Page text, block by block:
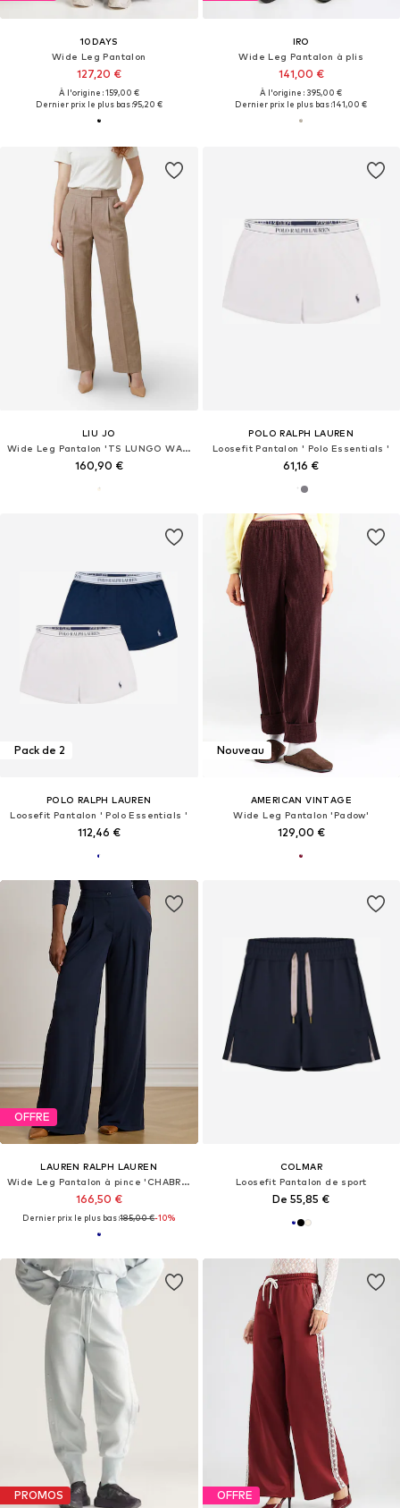
10DAYS
Wide Leg Pantalon
127,20 €
À l'origine : 159,00 €
Dernier prix le plus bas :95,20 €
IRO
Wide Leg Pantalon à plis
141,00 €
À l'origine : 395,00 €
Dernier prix le plus bas :141,00 €
LIU JO
Wide Leg Pantalon 'TS LUNGO WA6167 T332A'
160,90 €
POLO RALPH LAUREN
Loosefit Pantalon ' Polo Essentials '
61,16 €
Pack de 2
POLO RALPH LAUREN
Loosefit Pantalon ' Polo Essentials '
112,46 €
Nouveau
AMERICAN VINTAGE
Wide Leg Pantalon 'Padow'
129,00 €
OFFRE
LAUREN RALPH LAUREN
Wide Leg Pantalon à pince 'CHABRELL'
166,50 €
Dernier prix le plus bas :185,00 €-10%
COLMAR
Loosefit Pantalon de sport
De 55,85 €
PROMOS OFFRE